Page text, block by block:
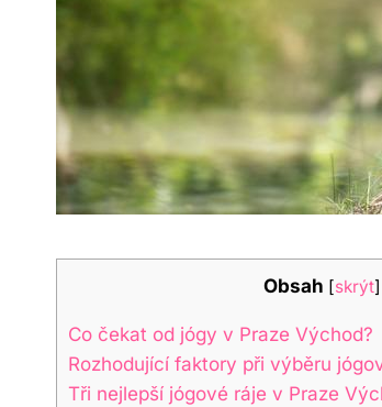
Obsah [skrýt]
Co čekat od jógy v Praze Východ?
Rozhodující faktory při výběru
Tři nejlepší jógové ráje v Praze